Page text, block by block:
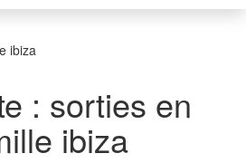
ibiza
: sorties en
ibiza